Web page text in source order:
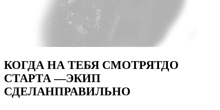
КОГДА НА ТЕБЯ СМОТРЯТДО
СТАРТА —ЭКИП
СДЕЛАНПРАВИЛЬНО